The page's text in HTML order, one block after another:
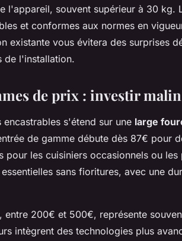
l'appareil, souvent supérieur à 30 kg.
et conformes aux normes en
existante vous évitera des surprises
de l'installation.
de prix : investir
s'étend sur une large
de gamme débute dès 87€ pour
pour les cuisiniers occasionnels ou
sans fioritures, avec une
entre 200€ et 500€, représente
intègrent des technologies plus